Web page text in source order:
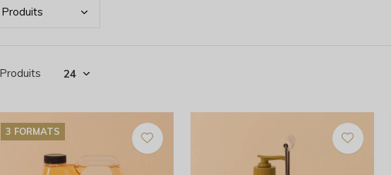
Produits
3 FORMATS